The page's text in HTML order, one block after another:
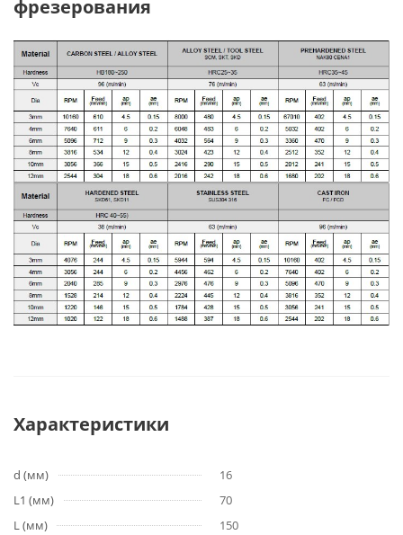
фрезерования
Характеристики
d (мм)
16
L1 (мм)
70
L (мм)
150